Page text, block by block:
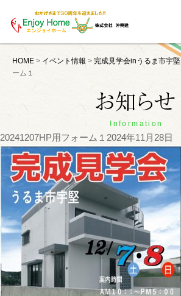
HOME > イベント情報 > 完成見学会inうるま市宇堅
ーム１
Information
20241207HP用フォーム１ 2024年11月28日